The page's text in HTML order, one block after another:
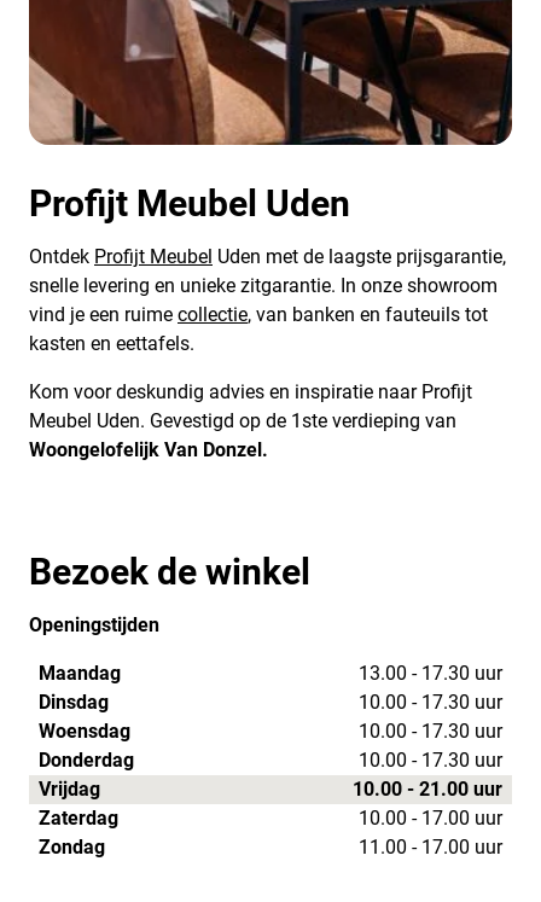
Profijt Meubel Uden
Ontdek Profijt Meubel Uden met de laagste prijsgarantie,
snelle levering en unieke zitgarantie. In onze showroom
vind je een ruime collectie, van banken en fauteuils tot
kasten en eettafels.
Kom voor deskundig advies en inspiratie naar Profijt
Meubel Uden. Gevestigd op de 1ste verdieping van
Woongelofelijk Van Donzel.
Bezoek de winkel
Openingstijden
Maandag
13.00 - 17.30 uur
Dinsdag
10.00 - 17.30 uur
Woensdag
10.00 - 17.30 uur
Donderdag
10.00 - 17.30 uur
Vrijdag
10.00 - 21.00 uur
Zaterdag
10.00 - 17.00 uur
Zondag
11.00 - 17.00 uur